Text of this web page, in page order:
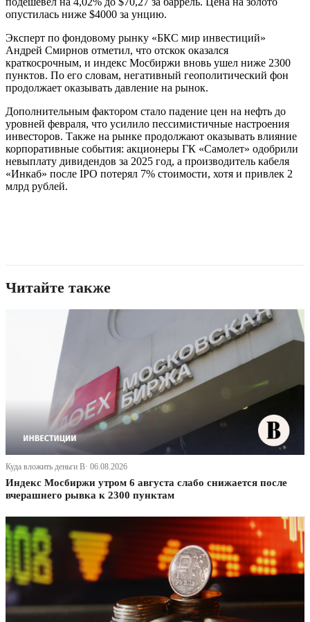
опустилась ниже $4000 за унцию.
Эксперт по фондовому рынку «БКС мир инвестиций»
Андрей Смирнов отметил, что отскок оказался
краткосрочным, и индекс Мосбиржи вновь ушел ниже 2300
пунктов. По его словам, негативный геополитический фон
продолжает оказывать давление на рынок.
Дополнительным фактором стало падение цен на нефть до
уровней февраля, что усилило пессимистичные настроения
инвесторов. Также на рынке продолжают оказывать влияние
корпоративные события: акционеры ГК «Самолет» одобрили
невыплату дивидендов за 2025 год, а производитель кабеля
«Инкаб» после IPO потерял 7% стоимости, хотя и привлек 2
млрд рублей.
Читайте также
Куда вложить деньги В· 06.08.2026
Индекс Мосбиржи утром 6 августа слабо снижается после
вчерашнего рывка к 2300 пунктам